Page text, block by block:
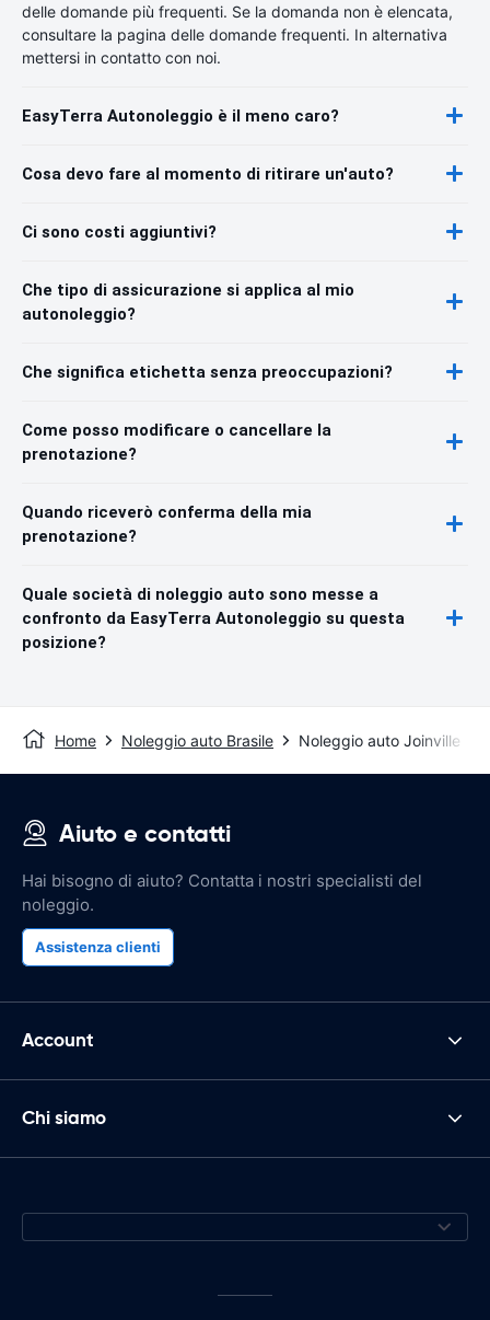
delle domande più frequenti. Se la domanda non è elencata,
consultare la pagina delle domande frequenti. In alternativa
mettersi in contatto con noi.
EasyTerra Autonoleggio è il meno caro?
Cosa devo fare al momento di ritirare un'auto?
Ci sono costi aggiuntivi?
Che tipo di assicurazione si applica al mio
autonoleggio?
Che significa etichetta senza preoccupazioni?
Come posso modificare o cancellare la
prenotazione?
Quando riceverò conferma della mia
prenotazione?
Quale società di noleggio auto sono messe a
confronto da EasyTerra Autonoleggio su questa
posizione?
Home Noleggio auto Brasile Noleggio auto Joinville
Aiuto e contatti
Hai bisogno di aiuto? Contatta i nostri specialisti del
noleggio.
Assistenza clienti
Account
Chi siamo